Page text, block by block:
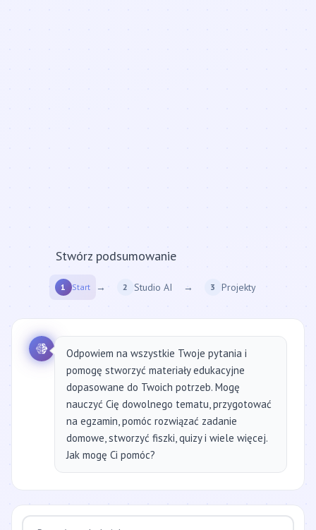
Stwórz podsumowanie
1 Start → 2 Studio AI → 3 Projekty
Odpowiem na wszystkie Twoje pytania i
pomogę stworzyć materiały edukacyjne
dopasowane do Twoich potrzeb. Mogę
nauczyć Cię dowolnego tematu, przygotować
na egzamin, pomóc rozwiązać zadanie
domowe, stworzyć fiszki, quizy i wiele więcej.
Jak mogę Ci pomóc?